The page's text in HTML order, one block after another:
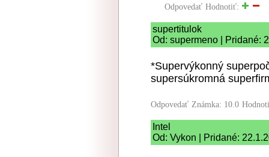
Odpovedať Hodnotiť:
supertitulok
Od: supermeno | Pridané:
*Supervýkonný
supersúkromná
Odpovedať Známka: 10.0
Intel
Od: Vykon | Pridané: